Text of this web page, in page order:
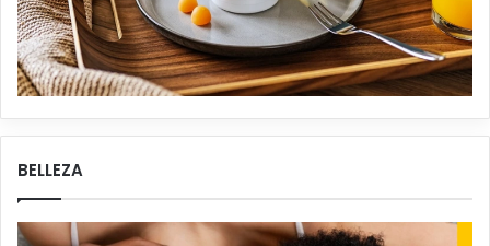
BELLEZA